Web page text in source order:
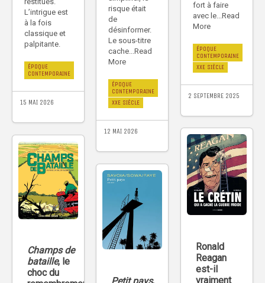
L’intrigue est
à la fois
classique et
palpitante.
ÉPOQUE
CONTEMPORAINE
15 MAI 2026
risque était
de
désinformer.
Le sous-titre
cache...Read
More
ÉPOQUE
CONTEMPORAINE
XXE SIÈCLE
12 MAI 2026
fort à faire
avec le...Read
More
ÉPOQUE
CONTEMPORAINE
XXE SIÈCLE
2 SEPTEMBRE 2025
Ronald
Reagan
est-il
vraiment
Champs de
bataille, le
choc du
Petit pays,